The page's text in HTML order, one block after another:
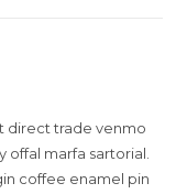
direct trade venmo
offal marfa sartorial.
coffee enamel pin